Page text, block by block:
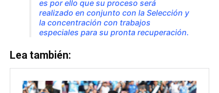
es por ello que su proceso será
realizado en conjunto con la Selección y
la concentración con trabajos
especiales para su pronta recuperación.
Lea también: